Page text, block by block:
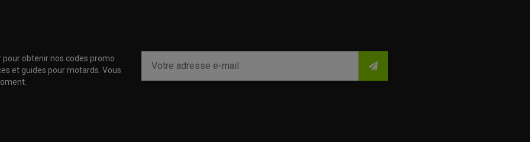
obtenir nos codes promo
et guides pour motards. Vous